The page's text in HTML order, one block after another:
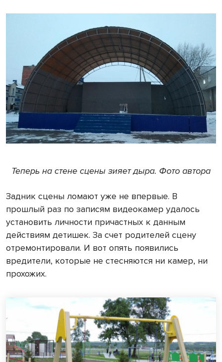
Теперь на стене сцены зияет дыра. Фото автора
Задник сцены ломают уже не впервые. В
прошлый раз по записям видеокамер удалось
установить личности причастных к данным
действиям детишек. За счет родителей сцену
отремонтировали. И вот опять появились
вредители, которые не стесняются ни камер, ни
прохожих.